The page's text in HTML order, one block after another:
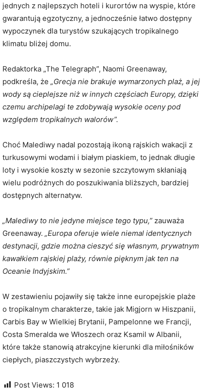
jednych z najlepszych hoteli i kurortów na wyspie, które
gwarantują egzotyczny, a jednocześnie łatwo dostępny
wypoczynek dla turystów szukających tropikalnego
klimatu bliżej domu.
Redaktorka „The Telegraph”, Naomi Greenaway,
podkreśla, że „Grecja nie brakuje wymarzonych plaż, a jej
wody są cieplejsze niż w innych częściach Europy, dzięki
czemu archipelagi te zdobywają wysokie oceny pod
względem tropikalnych walorów”.
Choć Malediwy nadal pozostają ikoną rajskich wakacji z
turkusowymi wodami i białym piaskiem, to jednak długie
loty i wysokie koszty w sezonie szczytowym skłaniają
wielu podróżnych do poszukiwania bliższych, bardziej
dostępnych alternatyw.
„Malediwy to nie jedyne miejsce tego typu,” zauważa
Greenaway. „Europa oferuje wiele niemal identycznych
destynacji, gdzie można cieszyć się własnym, prywatnym
kawałkiem rajskiej plaży, równie pięknym jak ten na
Oceanie Indyjskim.”
W zestawieniu pojawiły się także inne europejskie plaże
o tropikalnym charakterze, takie jak Migjorn w Hiszpanii,
Carbis Bay w Wielkiej Brytanii, Pampelonne we Francji,
Costa Smeralda we Włoszech oraz Ksamil w Albanii,
które także stanowią atrakcyjne kierunki dla miłośników
ciepłych, piaszczystych wybrzeży.
Post Views: 1 018